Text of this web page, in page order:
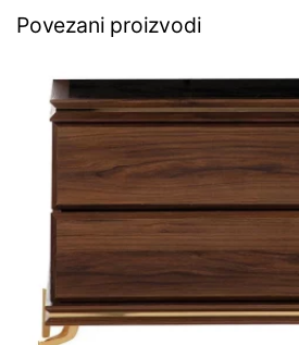
Povezani proizvodi